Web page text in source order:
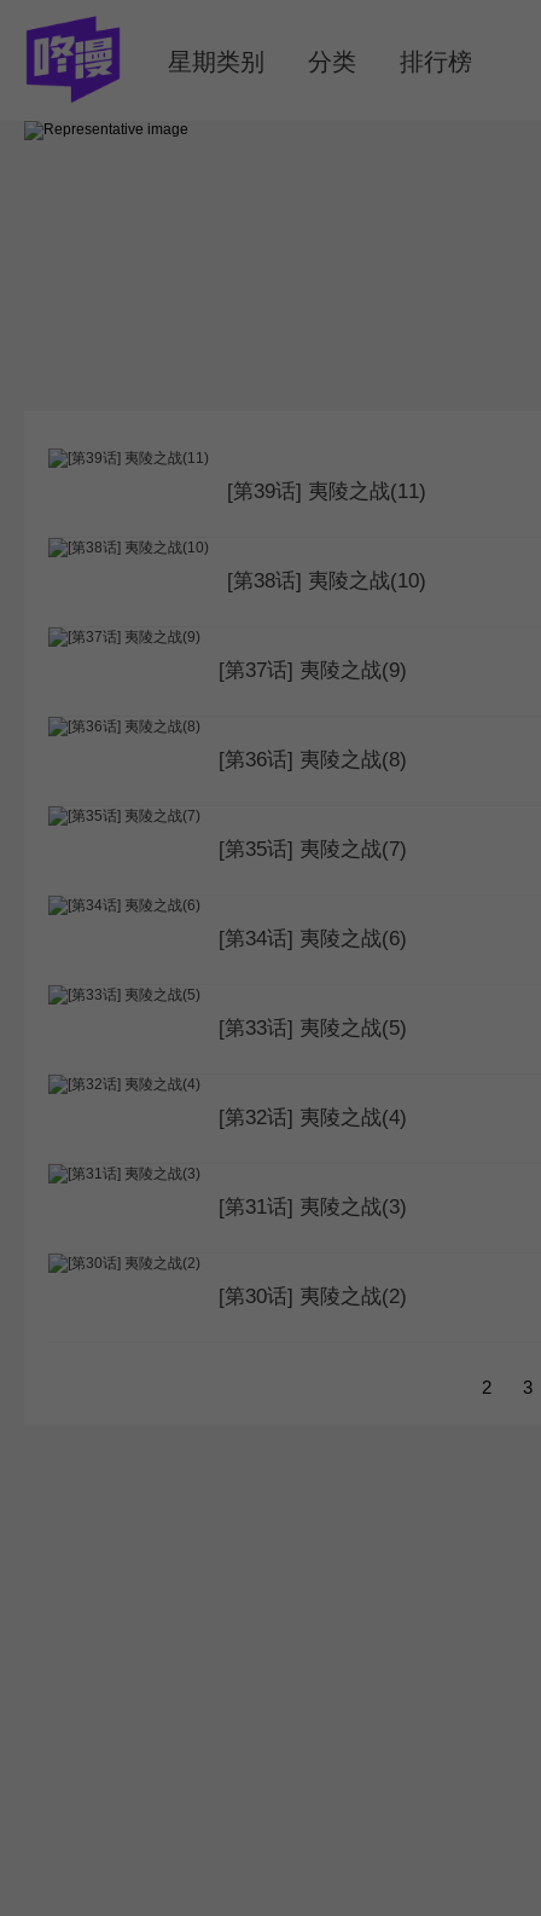
星期类别 分类 排行榜
[第39话] 夷陵之战(11)
[第38话] 夷陵之战(10)
[第37话] 夷陵之战(9)
[第36话] 夷陵之战(8)
[第35话] 夷陵之战(7)
[第34话] 夷陵之战(6)
[第33话] 夷陵之战(5)
[第32话] 夷陵之战(4)
[第31话] 夷陵之战(3)
[第30话] 夷陵之战(2)
2 3